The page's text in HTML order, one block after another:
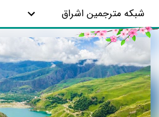
شبکه مترجمین اشراق